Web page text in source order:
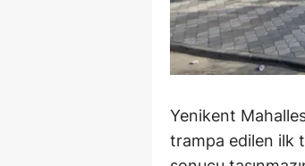
Yenikent
trampa edilen ilk